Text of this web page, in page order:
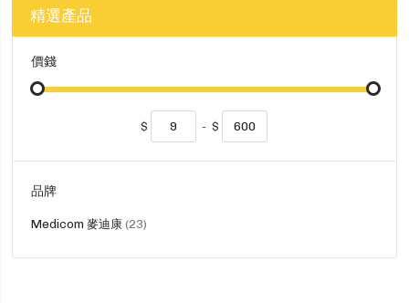
精選產品
價錢
$ - $
品牌
Medicom 麥迪康 23貨